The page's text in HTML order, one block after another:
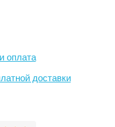
оплата
доставки